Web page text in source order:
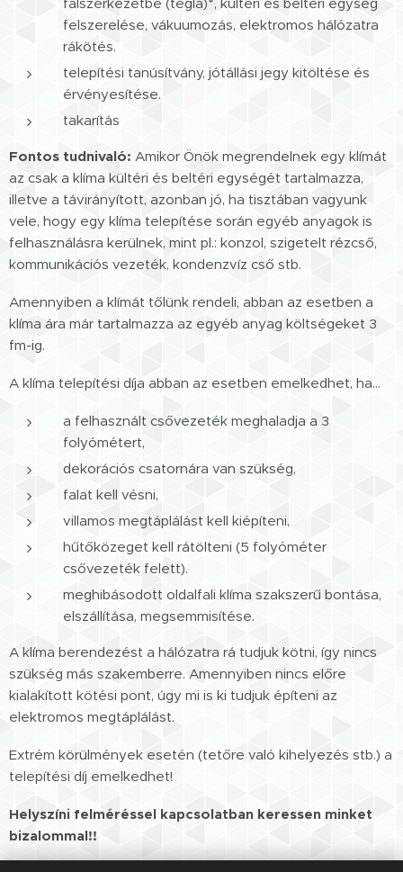
felszerelése, vákuumozás, elektromos hálózatra
rákötés.
telepítési tanúsítvány, jótállási jegy kitöltése és
érvényesítése.
takarítás
Fontos tudnivaló: Amikor Önök megrendelnek egy klímát
az csak a klíma kültéri és beltéri egységét tartalmazza,
illetve a távirányított, azonban jó, ha tisztában vagyunk
vele, hogy egy klíma telepítése során egyéb anyagok is
felhasználásra kerülnek, mint pl.: konzol, szigetelt rézcső,
kommunikációs vezeték, kondenzvíz cső stb.
Amennyiben a klímát tőlünk rendeli, abban az esetben a
klíma ára már tartalmazza az egyéb anyag költségeket 3
fm-ig.
A klíma telepítési díja abban az esetben emelkedhet, ha…
a felhasznált csővezeték meghaladja a 3
folyómétert,
dekorációs csatornára van szükség,
falat kell vésni,
villamos megtáplálást kell kiépíteni,
hűtőközeget kell rátölteni (5 folyóméter
csővezeték felett).
meghibásodott oldalfali klíma szakszerű bontása,
elszállítása, megsemmisítése.
A klíma berendezést a hálózatra rá tudjuk kötni, így nincs
szükség más szakemberre. Amennyiben nincs előre
kialakított kötési pont, úgy mi is ki tudjuk építeni az
elektromos megtáplálást.
Extrém körülmények esetén (tetőre való kihelyezés stb.) a
telepítési díj emelkedhet!
Helyszíni felméréssel kapcsolatban keressen minket
bizalommal!!